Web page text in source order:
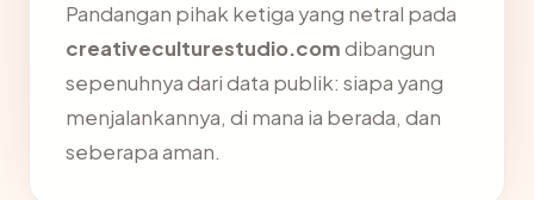
Pandangan pihak ketiga yang netral pada
creativeculturestudio.comdibangun
sepenuhnya dari data publik: siapa yang
menjalankannya, di mana ia berada, dan
seberapa aman.